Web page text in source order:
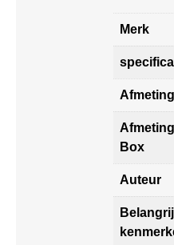
Merk
Box
Auteur